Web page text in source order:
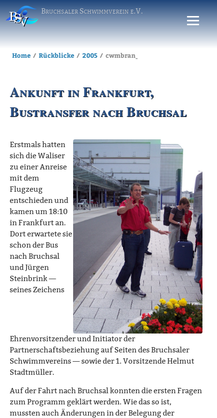
Bruchsaler Schwimmverein e.V.
Home Rückblicke 2005 cwmbran_20050723_anreise
Ankunft in Frankfurt,
Bustransfer nach Bruchsal
Erstmals hatten
sich die Waliser
zu einer Anreise
mit dem
Flugzeug
entschieden und
kamen um 18:10
in Frankfurt an.
Dort erwartete sie
schon der Bus
nach Bruchsal
und Jürgen
Steinbrink —
seines Zeichens
Ehrenvorsitzender und Initiator der
Partnerschaftsbeziehung auf Seiten des Bruchsaler
Schwimmvereins — sowie der 1. Vorsitzende Helmut
Stadtmüller.
Auf der Fahrt nach Bruchsal konnten die ersten Fragen
zum Programm geklärt werden. Wie das so ist,
mussten auch Änderungen in der Belegung der